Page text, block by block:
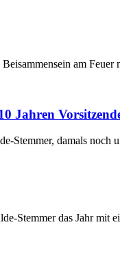
am
Jahren
damals noch
Stemmer das Jahr mit